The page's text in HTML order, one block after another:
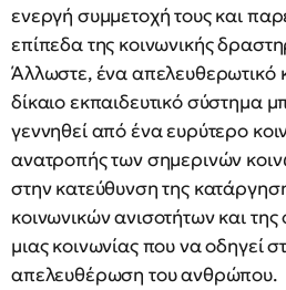
ενεργή συμμετοχή τους και
επίπεδα της κοινωνικής
Άλλωστε, ένα απελευθερωτικό
δίκαιο εκπαιδευτικό σύστημα
γεννηθεί από ένα ευρύτερο
ανατροπής των σημερινών
στην κατεύθυνση της
κοινωνικών ανισοτήτων και
μιας κοινωνίας που να οδηγεί
απελευθέρωση του ανθρώπου.